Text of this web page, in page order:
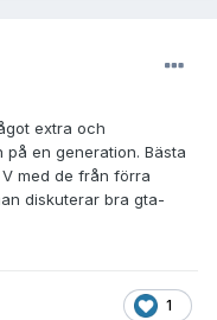
extra och
en generation. Bästa
med de från förra
diskuterar bra gta-
1